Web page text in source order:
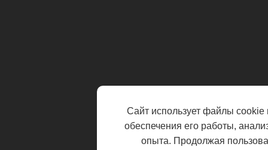
Сайт использует файлы cookie
обеспечения его работы,
опыта. Продолжая